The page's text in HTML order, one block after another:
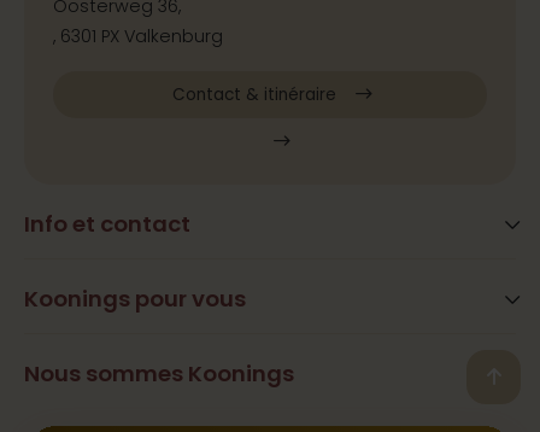
Info et contact
Questions fréquemment posées
Contact, adresse et itinéraire
Koonings pour vous
Beauté
Nous sommes Koonings
Oosterweg 36,
, 6301 PX Valkenburg
Contact & itinéraire